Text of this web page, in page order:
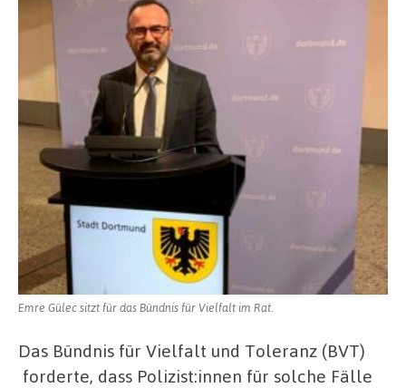
Emre Gülec sitzt für das Bündnis für Vielfalt im Rat.
Das Bündnis für Vielfalt und Toleranz (BVT)
forderte, dass Polizist:innen für solche Fälle